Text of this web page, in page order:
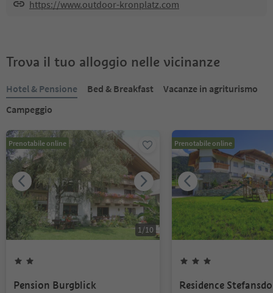
https://www.outdoor-kronplatz.com
Trova il tuo alloggio nelle vicinanze
Hotel & Pensione Bed & Breakfast
Vacanze in agriturismo
Campeggio
Prenotabile online
1/10
Pension Burgblick
Prenotabile online
Residence